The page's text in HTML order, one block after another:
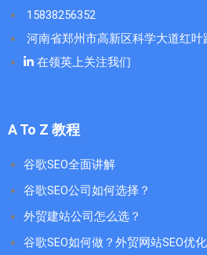
15838256352
河南省郑州市高新区科学大道红叶
在领英上关注我们
A To Z 教程
谷歌SEO全面讲解
谷歌SEO公司如何选择？
外贸建站公司怎么选？
谷歌SEO如何做？外贸网站SEO优